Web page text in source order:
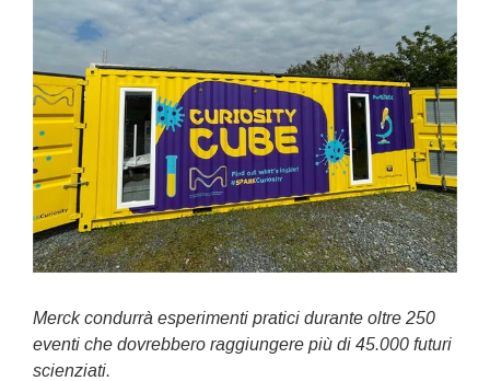
Merck condurrà esperimenti pratici durante oltre 250
eventi che dovrebbero raggiungere più di 45.000 futuri
scienziati.